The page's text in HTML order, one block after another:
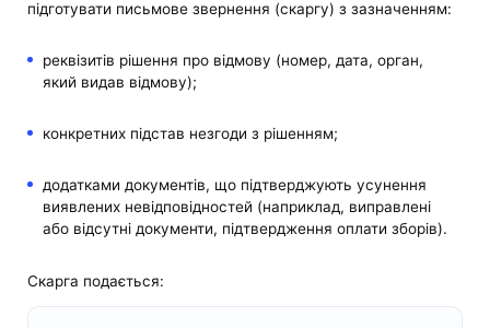
підготувати письмове звернення (скаргу) з зазначенням:
реквізитів рішення про відмову (номер, дата, орган,
який видав відмову);
конкретних підстав незгоди з рішенням;
додатками документів, що підтверджують усунення
виявлених невідповідностей (наприклад, виправлені
або відсутні документи, підтвердження оплати зборів).
Скарга подається: